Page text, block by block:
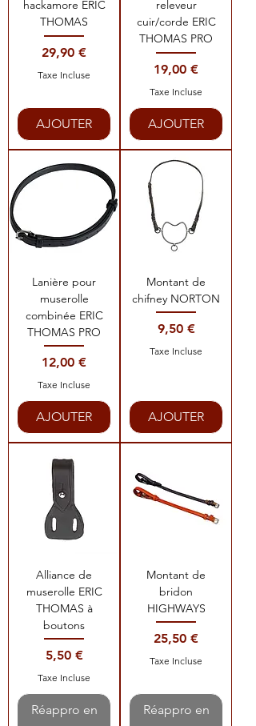
hackamore ERIC
THOMAS
Prix
29,90 €
Taxe Incluse
AJOUTER
releveur
cuir/corde ERIC
THOMAS PRO
Prix
19,00 €
Taxe Incluse
AJOUTER
Lanière pour
muserolle
combinée ERIC
THOMAS PRO
Prix
12,00 €
Taxe Incluse
AJOUTER
Montant de
chifney NORTON
Prix
9,50 €
Taxe Incluse
AJOUTER
Alliance de
muserolle ERIC
THOMAS à
boutons
Prix
5,50 €
Taxe Incluse
Réappro en
Montant de
bridon
HIGHWAYS
Prix
25,50 €
Taxe Incluse
Réappro en